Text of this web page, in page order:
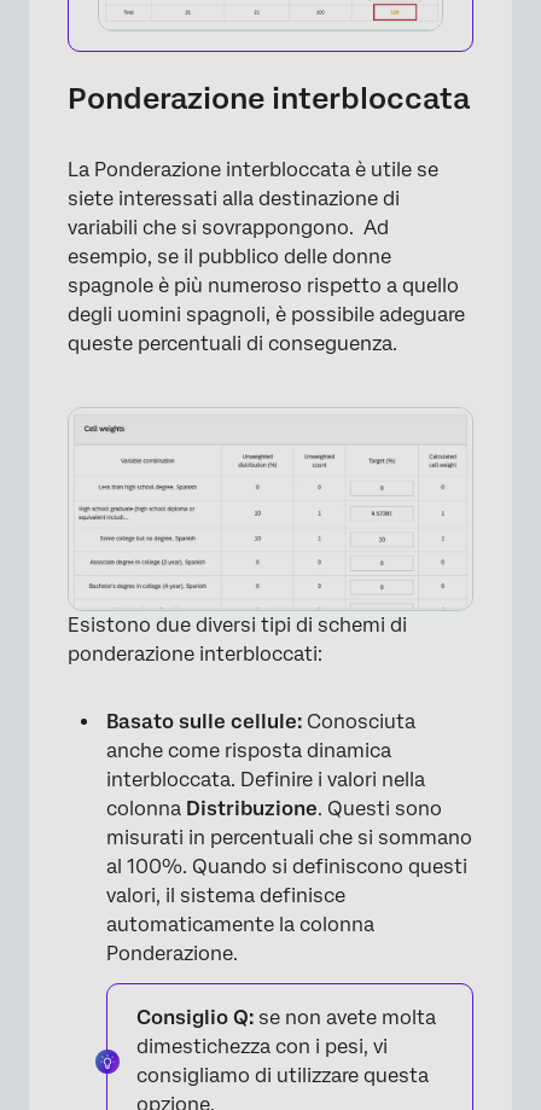
Ponderazione interbloccata
La Ponderazione interbloccata è utile se
siete interessati alla destinazione di
variabili che si sovrappongono. Ad
esempio, se il pubblico delle donne
spagnole è più numeroso rispetto a quello
degli uomini spagnoli, è possibile adeguare
queste percentuali di conseguenza.
Esistono due diversi tipi di schemi di
ponderazione interbloccati:
Basato sulle cellule: Conosciuta
anche come risposta dinamica
interbloccata. Definire i valori nella
colonna Distribuzione. Questi sono
misurati in percentuali che si sommano
al 100%. Quando si definiscono questi
valori, il sistema definisce
automaticamente la colonna
Ponderazione.
Consiglio Q: se non avete molta
dimestichezza con i pesi, vi
consigliamo di utilizzare questa
opzione.